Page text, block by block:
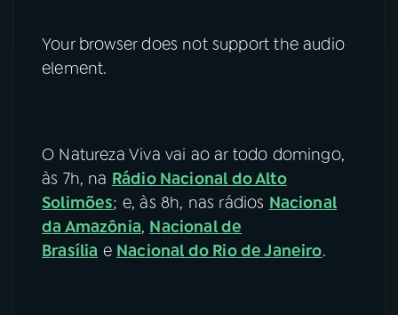
Your browser does not support the audio
element.
O Natureza Viva vai ao ar todo domingo,
às 7h, na Rádio Nacional do Alto
Solimões; e, às 8h, nas rádios Nacional
da Amazônia, Nacional de
Brasília e Nacional do Rio de Janeiro.